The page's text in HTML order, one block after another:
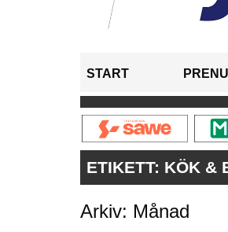
START
ETIKETT: KÖK &
Arkiv: Månad